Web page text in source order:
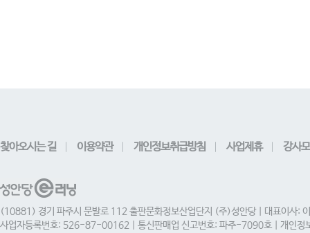
찾아오시는 길 이용약관 개인정보취급방침 사업제휴 강사
(10881) 경기 파주시 문발로 112 출판문화정보산업단지 (주)성안당 | 대표이사:
사업자등록번호: 526-87-00162 | 통신판매업 신고번호: 파주-7090호 | 개인정